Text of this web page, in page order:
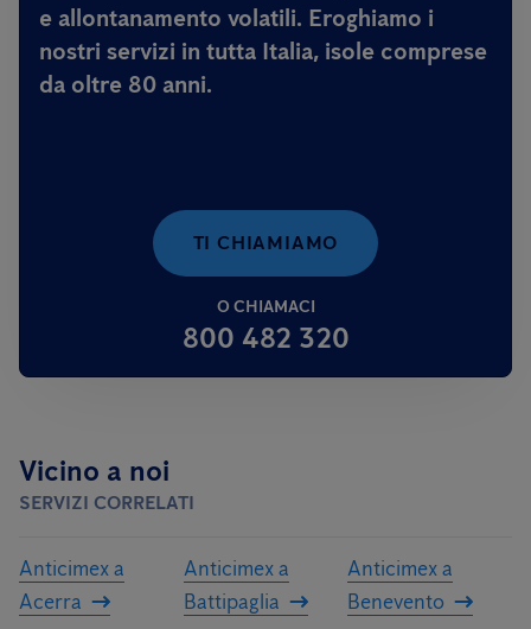
e allontanamento volatili. Eroghiamo i
nostri servizi in tutta Italia, isole comprese
da oltre 80 anni.
TI CHIAMIAMO
O CHIAMACI
800 482 320
Vicino a noi
SERVIZI CORRELATI
Anticimex a
Acerra
Anticimex a
Battipaglia
Anticimex a
Benevento